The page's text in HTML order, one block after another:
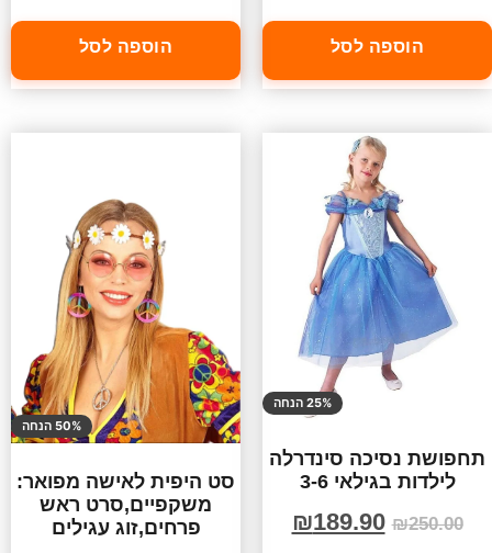
הוספה לסל הוספה לסל
25% הנחה
תחפושת נסיכה סינדרלה
לילדות בגילאי 3-6
₪250.00
₪189.90
50% הנחה
סט היפית לאישה מפואר:
משקפיים,סרט ראש
פרחים,זוג עגילים